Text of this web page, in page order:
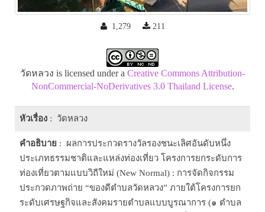
1,279 211
วัดหลวง is licensed under a Creative Commons Attribution-
NonCommercial-NoDerivatives 3.0 Thailand License.
หัวเรื่อง : วัดหลวง
คำอธิบาย : ผลการประกวดรางวัลรองชนะเลิศอันดับหนึ่ง
ประเภทธรรมชาติและแหล่งท่องเที่ยว โครงการยกระดับการ
ท่องเที่ยวตามแบบวิถีใหม่ (New Normal) : การจัดกิจกรรม
ประกวดภาพถ่าย “ของดีตำบลวัดหลวง” ภายใต้โครงการยก
ระดับเศรษฐกิจและสังคมรายตำบลแบบบูรณาการ (๑ ตำบล